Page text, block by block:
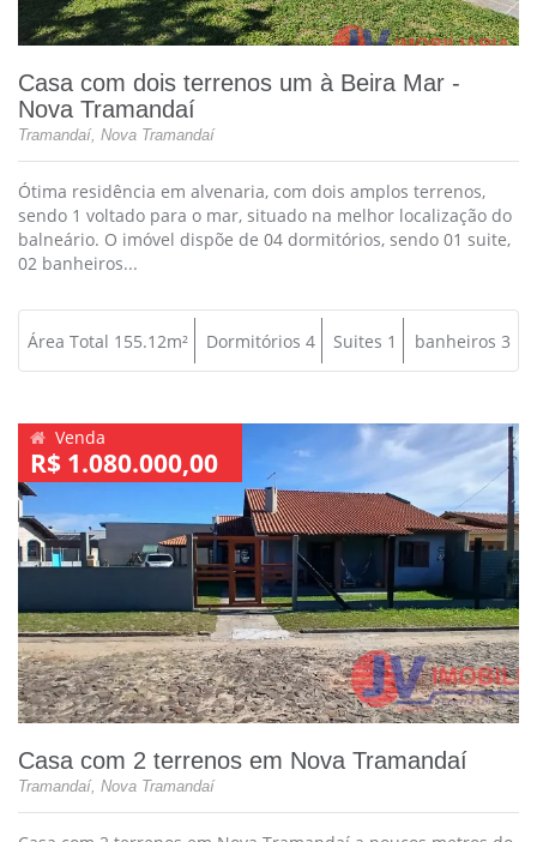
Casa com dois terrenos um à Beira Mar -
Nova Tramandaí
Tramandaí, Nova Tramandaí
Ótima residência em alvenaria, com dois amplos terrenos,
sendo 1 voltado para o mar, situado na melhor localização do
balneário. O imóvel dispõe de 04 dormitórios, sendo 01 suite,
02 banheiros...
Área Total 155.12m² Dormitórios 4 Suites 1 banheiros 3
Venda
R$ 1.080.000,00
Casa com 2 terrenos em Nova Tramandaí
Tramandaí, Nova Tramandaí